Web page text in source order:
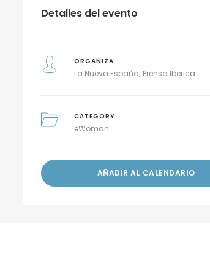
Detalles del evento
ORGANIZA
La Nueva España Prensa Ibérica
CATEGORY
eWoman
AÑADIR AL CALENDARIO